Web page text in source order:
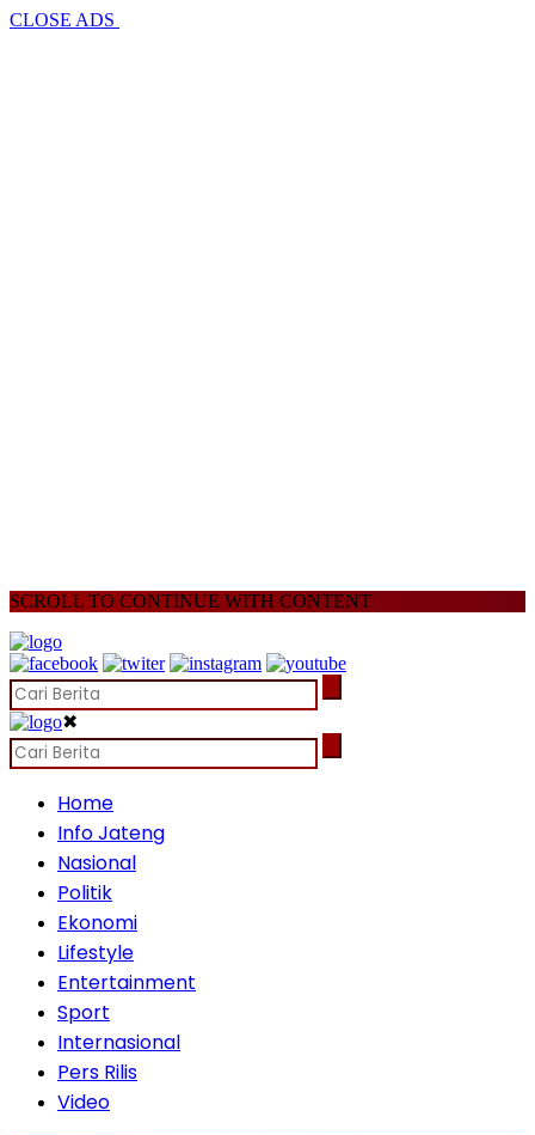
CLOSE ADS
SCROLL TO CONTINUE WITH CONTENT
✖
Home
Info Jateng
Nasional
Politik
Ekonomi
Lifestyle
Entertainment
Sport
Internasional
Pers Rilis
Video